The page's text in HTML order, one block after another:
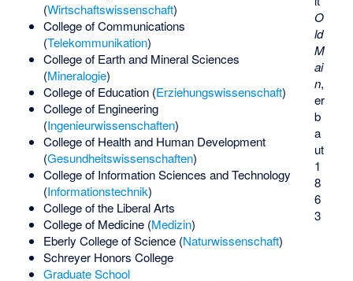
O
ld
M
ai
n,
er
b
a
ut
1
8
6
3
(Wirtschaftswissenschaft)
College of Communications
(Telekommunikation)
College of Earth and Mineral Sciences
(Mineralogie)
College of Education (Erziehungswissenschaft)
College of Engineering
(Ingenieurwissenschaften)
College of Health and Human Development
(Gesundheitswissenschaften)
College of Information Sciences and Technology
(Informationstechnik)
College of the Liberal Arts
College of Medicine (Medizin)
Eberly College of Science (Naturwissenschaft)
Schreyer Honors College
Graduate School